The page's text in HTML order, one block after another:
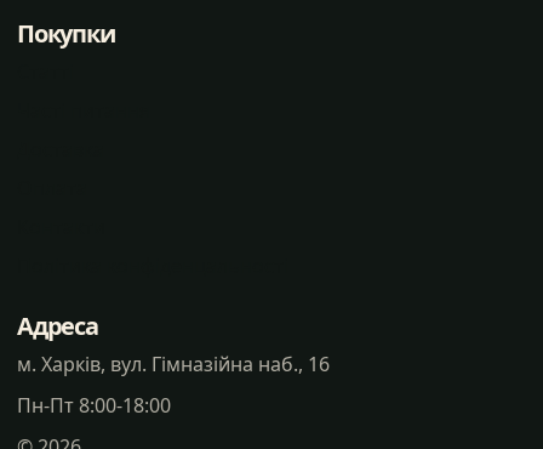
Покупки
Адреса
м. Харків, вул. Гімназійна наб., 16
Пн-Пт 8:00-18:00